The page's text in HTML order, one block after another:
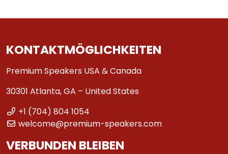
KONTAKTMÖGLICHKEITEN
Premium Speakers USA & Canada
30301 Atlanta, GA – United States
+1 (704) 804 1054
welcome@premium-speakers.com
VERBUNDEN BLEIBEN